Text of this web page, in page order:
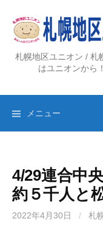
ス
札幌地区ユニオン /
はユニオンから
メニュー
4/29連合中
約５千人と
2022年4月30日 / 札